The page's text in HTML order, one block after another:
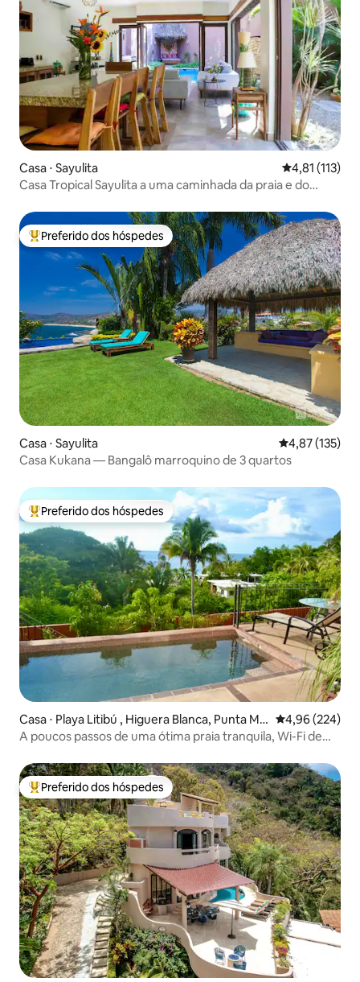
Casa ⋅ Sayulita 4,81 de uma
4,81 (113)
Casa Tropical Sayulita a uma caminhada da praia e do
Entre os melhores preferidos dos hóspedes
Preferido dos hóspedes
Casa ⋅ Sayulita 4,87 de uma
4,87 (135)
Casa Kukana — Bangalô marroquino de 3 quartos
Entre os melhores preferidos dos hóspedes
Preferido dos hóspedes
Casa ⋅ Playa Litibú , Higuera Blanca, Punta Mit
a
4,96 de uma
4,96 (224)
A poucos passos de uma ótima praia tranquila, Wi-Fi de
Entre os melhores preferidos dos hóspedes
Preferido dos hóspedes